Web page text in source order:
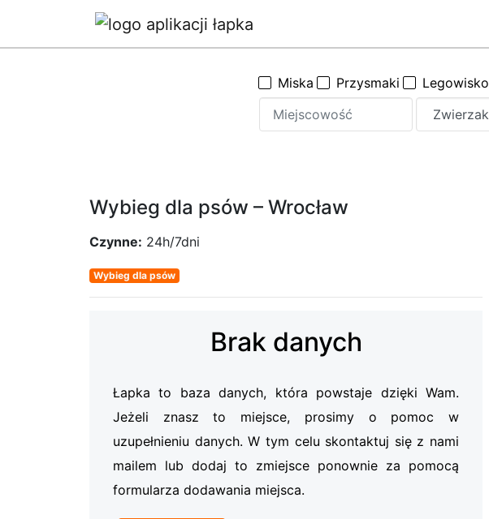
Miska Przysmaki Legowisko
Wybieg dla psów – Wrocław
Czynne: 24h/7dni
Wybieg dla psów
Brak danych
Łapka to baza danych, która powstaje dzięki Wam.
Jeżeli znasz to miejsce, prosimy o pomoc w
uzupełnieniu danych. W tym celu skontaktuj się z nami
mailem lub dodaj to zmiejsce ponownie za pomocą
formularza dodawania miejsca.